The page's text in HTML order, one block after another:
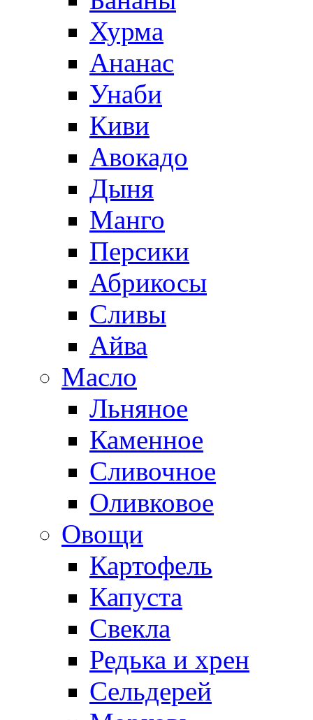
Хурма
Ананас
Унаби
Киви
Авокадо
Дыня
Манго
Персики
Абрикосы
Сливы
Айва
Масло
Льняное
Каменное
Сливочное
Оливковое
Овощи
Картофель
Капуста
Свекла
Редька и хрен
Сельдерей